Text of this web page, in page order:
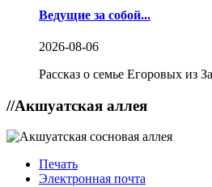
Ведущие за собой...
2026-08-06
Рассказ о семье Егоровых из
//Акшуатская аллея
Печать
Электронная почта